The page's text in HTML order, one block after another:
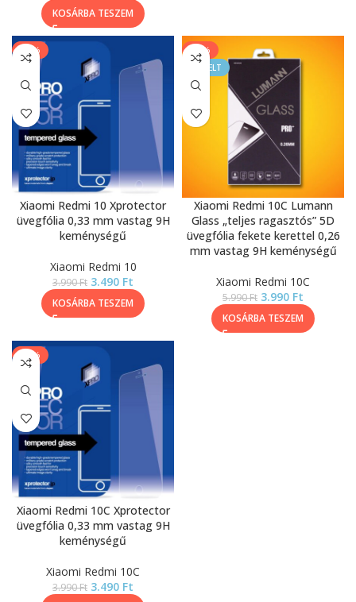
KOSÁRBA TESZEM
-13%
Xiaomi Redmi 10 Xprotector
üvegfólia 0,33 mm vastag 9H
keménységű
Xiaomi Redmi 10
3.990Ft 3.490 Ft
KOSÁRBA TESZEM
-33%
KIEMELT
Xiaomi Redmi 10C Lumann
Glass „teljes ragasztós” 5D
üvegfólia fekete kerettel 0,26
mm vastag 9H keménységű
Xiaomi Redmi 10C
5.990Ft 3.990 Ft
KOSÁRBA TESZEM
-13%
Xiaomi Redmi 10C Xprotector
üvegfólia 0,33 mm vastag 9H
keménységű
Xiaomi Redmi 10C
3.990Ft 3.490 Ft